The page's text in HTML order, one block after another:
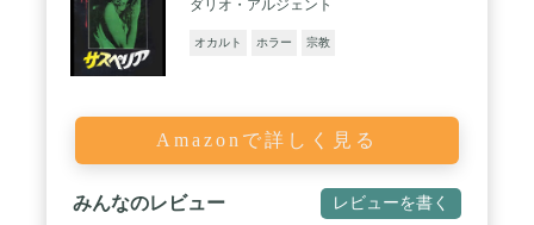
ダリオ・アルジェント
オカルト ホラー 宗教
Amazonで詳しく見る
みんなのレビュー レビューを書く